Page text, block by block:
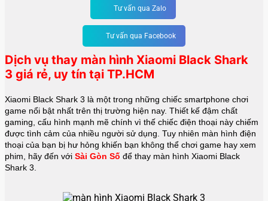
Tư vấn qua Zalo
Tư vấn qua Facebook
Dịch vụ thay màn hình Xiaomi Black Shark
3 giá rẻ, uy tín tại TP.HCM
Xiaomi Black Shark 3 là một trong những chiếc smartphone chơi
game nổi bật nhất trên thị trường hiện nay. Thiết kế đậm chất
gaming, cấu hình mạnh mẽ chính vì thế chiếc điện thoại này chiếm
được tình cảm của nhiều người sử dụng. Tuy nhiên màn hình điện
thoại của bạn bị hư hỏng khiến bạn không thể chơi game hay xem
phim, hãy đến với Sài Gòn Số để thay màn hình Xiaomi Black
Shark 3.